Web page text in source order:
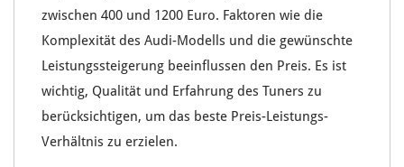
zwischen 400 und 1200 Euro. Faktoren wie die
Komplexität des Audi-Modells und die gewünschte
Leistungssteigerung beeinflussen den Preis. Es ist
wichtig, Qualität und Erfahrung des Tuners zu
berücksichtigen, um das beste Preis-Leistungs-
Verhältnis zu erzielen.